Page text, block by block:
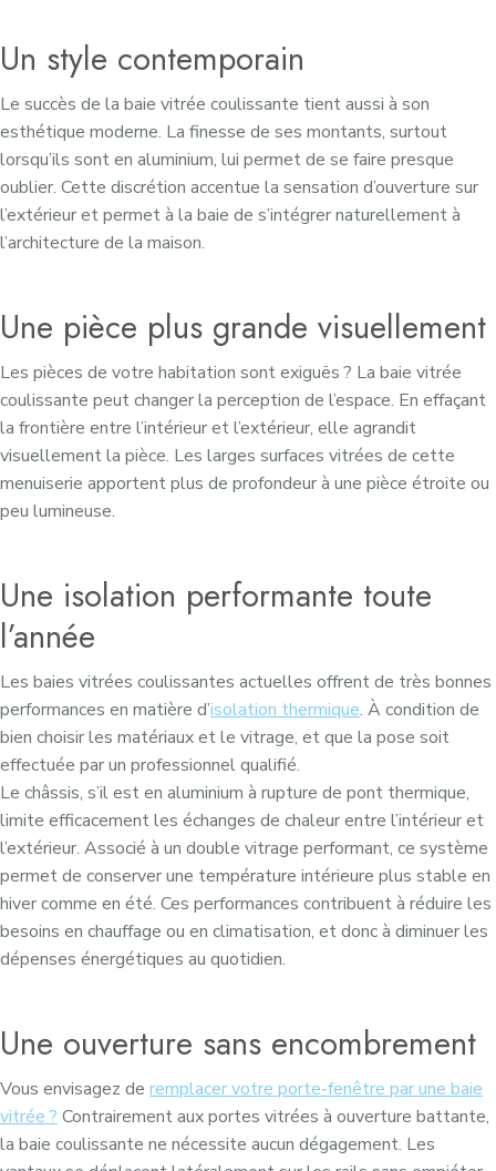
Un style contemporain
Le succès de la baie vitrée coulissante tient aussi à son
esthétique moderne. La finesse de ses montants, surtout
lorsqu’ils sont en aluminium, lui permet de se faire presque
oublier. Cette discrétion accentue la sensation d’ouverture sur
l’extérieur et permet à la baie de s’intégrer naturellement à
l’architecture de la maison.
Une pièce plus grande visuellement
Les pièces de votre habitation sont exiguës ? La baie vitrée
coulissante peut changer la perception de l’espace. En effaçant
la frontière entre l’intérieur et l’extérieur, elle agrandit
visuellement la pièce. Les larges surfaces vitrées de cette
menuiserie apportent plus de profondeur à une pièce étroite ou
peu lumineuse.
Une isolation performante toute
l’année
Les baies vitrées coulissantes actuelles offrent de très bonnes
performances en matière d’isolation thermique. À condition de
bien choisir les matériaux et le vitrage, et que la pose soit
effectuée par un professionnel qualifié.
Le châssis, s’il est en aluminium à rupture de pont thermique,
limite efficacement les échanges de chaleur entre l’intérieur et
l’extérieur. Associé à un double vitrage performant, ce système
permet de conserver une température intérieure plus stable en
hiver comme en été. Ces performances contribuent à réduire les
besoins en chauffage ou en climatisation, et donc à diminuer les
dépenses énergétiques au quotidien.
Une ouverture sans encombrement
Vous envisagez de remplacer votre porte-fenêtre par une baie
vitrée ? Contrairement aux portes vitrées à ouverture battante,
la baie coulissante ne nécessite aucun dégagement. Les